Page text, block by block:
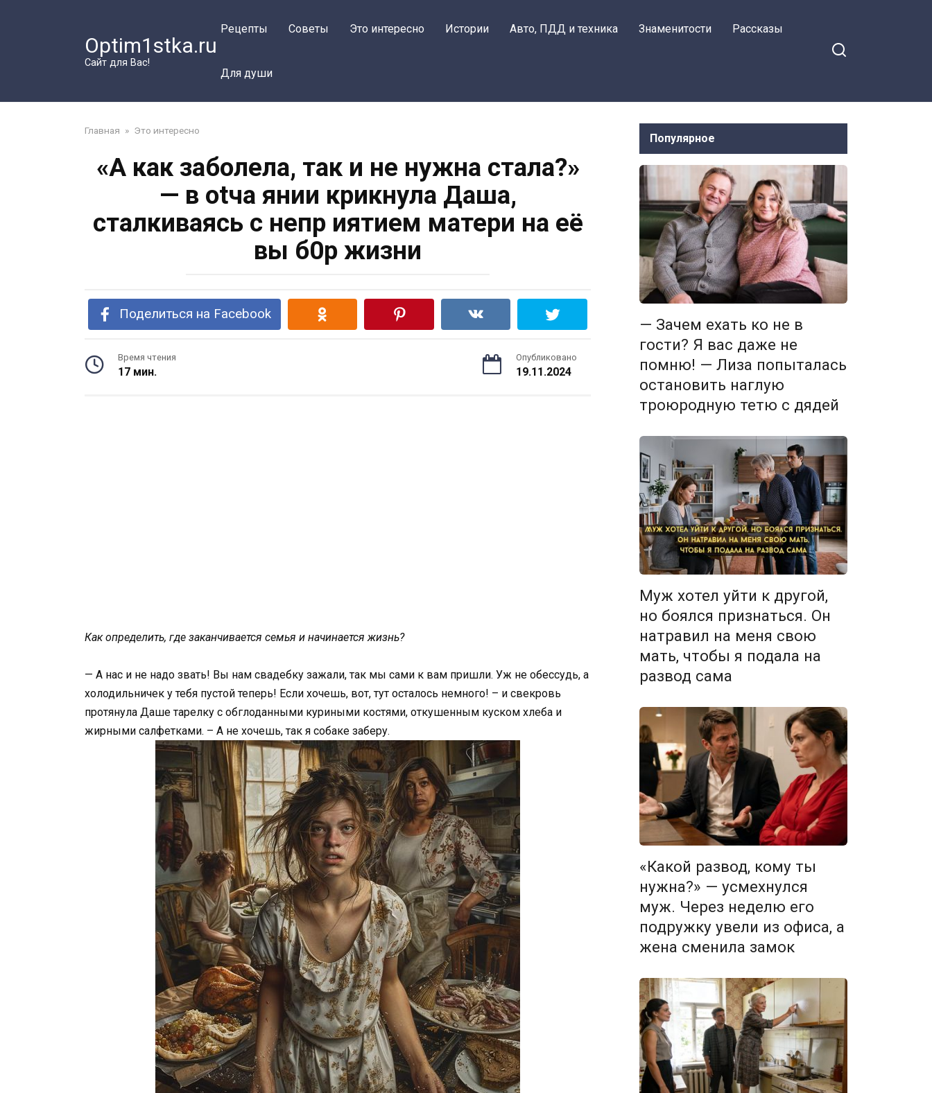
Optim1stka.ru
Сайт для Вас!
Рецепты Советы Это интересно Истории Авто, ПДД и техника Знаменитости Рассказы
Для души
Главная » Это интересно
«А как заболела, так и не нужна стала?»
— в оtча янии крикнула Даша,
сталкиваясь с непр иятием матери на её
вы б0р жизни
Поделиться на Facebook
Время чтения
17 мин.
Опубликовано
19.11.2024
Как определить, где заканчивается семья и начинается жизнь?
— А нас и не надо звать! Вы нам свадебку зажали, так мы сами к вам пришли. Уж не обессудь, а
холодильничек у тебя пустой теперь! Если хочешь, вот, тут осталось немного! – и свекровь
протянула Даше тарелку с обглоданными куриными костями, откушенным куском хлеба и
жирными салфетками. – А не хочешь, так я собаке заберу.
Популярное
— Зачем ехать ко не в
гости? Я вас даже не
помню! — Лиза попыталась
остановить наглую
троюродную тетю с дядей
Муж хотел уйти к другой,
но боялся признаться. Он
натравил на меня свою
мать, чтобы я подала на
развод сама
«Какой развод, кому ты
нужна?» — усмехнулся
муж. Через неделю его
подружку увели из офиса, а
жена сменила замок